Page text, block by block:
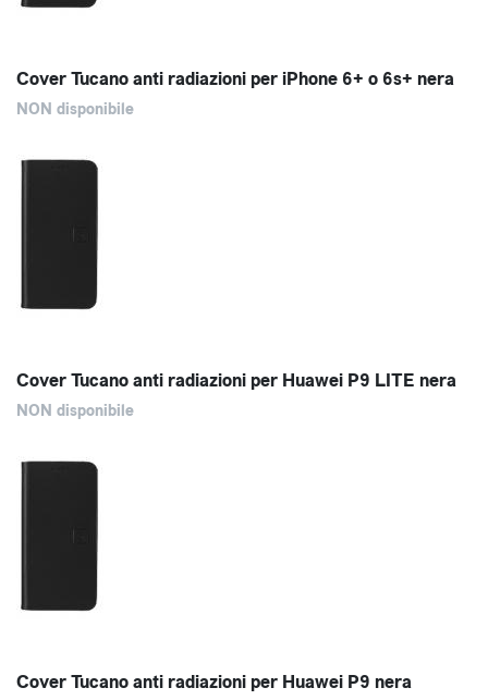
Cover Tucano anti radiazioni per iPhone 6+ o 6s+ nera
NON disponibile
Cover Tucano anti radiazioni per Huawei P9 LITE nera
NON disponibile
Cover Tucano anti radiazioni per Huawei P9 nera